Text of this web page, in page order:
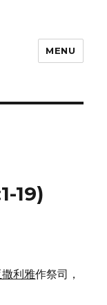
MENU
19)
撒利雅作祭司，